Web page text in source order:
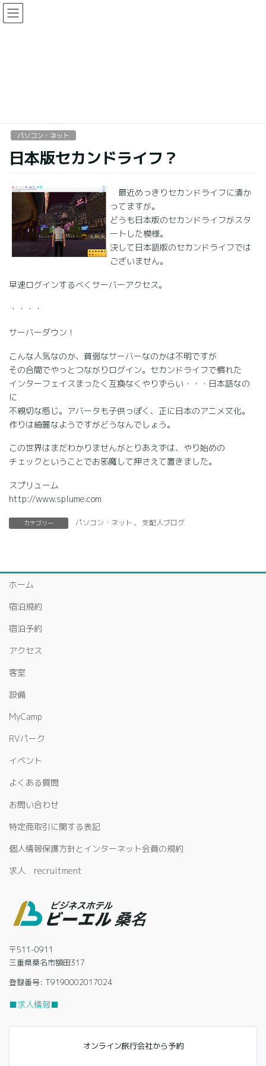
コ
ン
ナ
ビ
パソコン・ネット
日本版セカンドライフ？
最近めっきりセカンドライフに漬か
ってますが。
どうも日本版のセカンドライフがスタ
ートした模様。
決して日本語版のセカンドライフでは
ございません。
早速ログインするべくサーバーアクセス。
・・・・
サーバーダウン！
こんな人気なのか、貧弱なサーバーなのかは不明ですが
その合間でやっとつながりログイン。セカンドライフで慣れた
インターフェイスまったく互換なくやりずらい・・・日本語なの
に
不親切な感じ。アバータも子供っぽく、正に日本のアニメ文化。
作りは綺麗なようですがどうなんでしょう。
この世界はまだわかりませんがとりあえずは、やり始めの
チェックということでお邪魔して押さえて置きました。
スプリューム
http://www.splume.com
カテゴリー パソコン・ネット 、 支配人ブログ
ホーム
宿泊規約
宿泊予約
アクセス
客室
設備
MyCamp
RVパーク
イベント
よくある質問
お問い合わせ
特定商取引に関する表記
個人情報保護方針とインターネット会員の規約
求人 recruitment
〒511-0911
三重県桑名市額田317
登録番号: T9190002017024
■求人情報■
オンライン旅行会社から予約